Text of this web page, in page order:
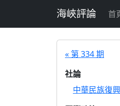
海峽評論 首
« 第 334 期
社論
中華民族復